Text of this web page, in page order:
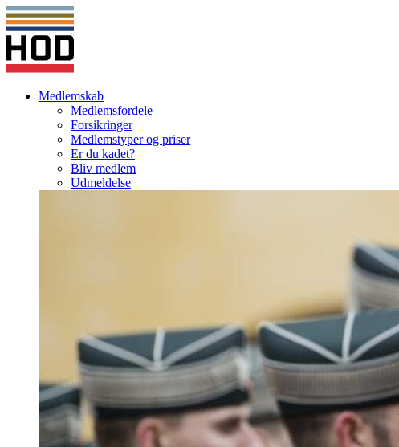
Medlemskab
Medlemsfordele
Forsikringer
Medlemstyper og priser
Er du kadet?
Bliv medlem
Udmeldelse